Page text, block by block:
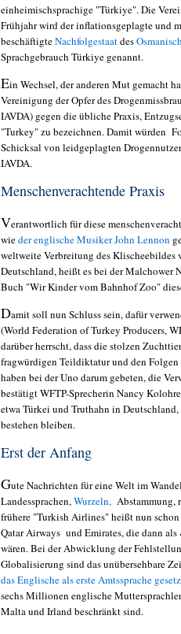
einheimischsprachige "Türkiye". Die
Frühjahr wird der inflationsgeplagte und
beschäftigteNachfolgestaatdes
Sprachgebrauch Türkiye genannt.
Ein Wechsel, der anderen Mut gemacht
Vereinigung der Opfer des
IAVDA) gegen die übliche Praxis,
"Turkey" zu bezeichnen. Damit würden
Schicksal von leidgeplagten
IAVDA.
Menschenverachtende Praxis
Verantwortlich für diese
wieder englische Musiker John Lennon
weltweite Verbreitung des Klischeebildes
Deutschland, heißt es bei der Malchower
Buch "Wir Kinder vom Bahnhof Zoo"
Damit soll nun Schluss sein, dafür
(World Federation of Turkey Producers,
darüber herrscht, dass die stolzen
fragwürdigen Teildiktatur und den Folgen
haben bei der Uno darum gebeten, die
bestätigt WFTP-Sprecherin Nancy
etwa Türkei und Truthahn in
bestehen bleiben.
Erst der Anfang
Gute Nachrichten für eine Welt im
Landessprachen, Wurzeln, Abstammung,
frühere "Turkish Airlines" heißt nun
Qatar Airways und Emirates, die dann als الخطوط الجوية القطرية und الإمارات anzusprechen
wären. Bei der Abwicklung der
Globalisierung sind das unübersehbare
das Englische als erste Amtssprache
sechs Millionen englische
Malta und Irland beschränkt sind.